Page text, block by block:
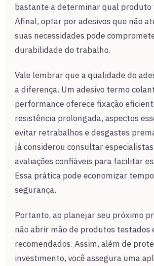
bastante a determinar qual produto
Afinal, optar por adesivos que não
suas necessidades pode
durabilidade do trabalho.
Vale lembrar que a qualidade do
a diferença. Um adesivo termo
performance oferece fixação
resistência prolongada, aspectos
evitar retrabalhos e desgastes
já considerou consultar
avaliações confiáveis para facilitar
Essa prática pode economizar
segurança.
Portanto, ao planejar seu próximo
não abrir mão de produtos testados
recomendados. Assim, além de
investimento, você assegura uma